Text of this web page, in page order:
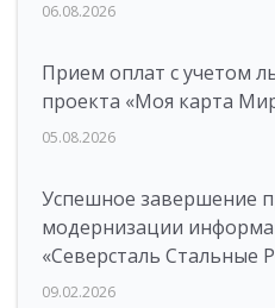
06.08.2026
Прием оплат с учетом
проекта «Моя карта
05.08.2026
Успешное завершение
модернизации
«Северсталь Стальные
09.02.2026